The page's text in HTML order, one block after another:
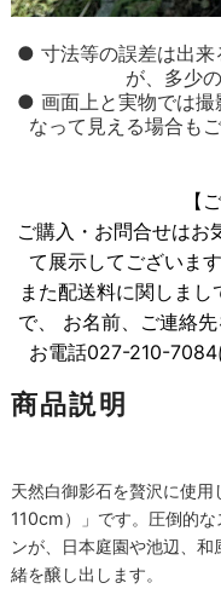
● 寸法等の誤差は出来
が、多少
● 画面上と実物では撮
なって見える場合も
【
ご購入・お問合せはお
て展示してございま
また配送料に関しま
で、 お名前、ご連絡
お電話027-210-7084
商品説明
天然白御影石を贅沢に使
110cm）」です。圧倒的
ンが、日本庭園や池辺、
緒を醸し出します。